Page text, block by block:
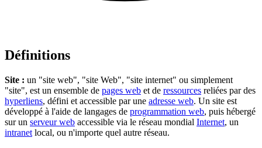
Définitions
Site : un "site web", "site Web", "site internet" ou simplement
"site", est un ensemble de pages web et de ressources reliées par des
hyperliens, défini et accessible par une adresse web. Un site est
développé à l'aide de langages de programmation web, puis hébergé
sur un serveur web accessible via le réseau mondial Internet, un
intranet local, ou n'importe quel autre réseau.